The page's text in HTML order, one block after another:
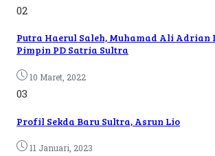
02
Putra Haerul Saleh, Muhamad Ali Adrian
Pimpin PD Satria Sultra
10 Maret, 2022
03
Profil Sekda Baru Sultra, Asrun Lio
11 Januari, 2023